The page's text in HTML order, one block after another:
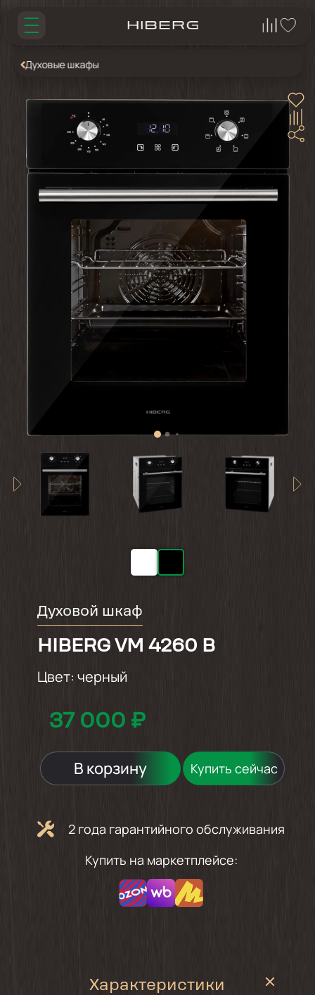
Духовые шкафы
Духовой шкаф
HIBERG VM 4260 B
Цвет: черный
37 000 ₽
В корзину Купить сейчас
2 года гарантийного обслуживания
Купить на маркетплейсе:
Характеристики